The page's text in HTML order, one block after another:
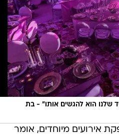
שלנו הוא להגשים אותו" - בת
אירועים מיוחדים, אומר